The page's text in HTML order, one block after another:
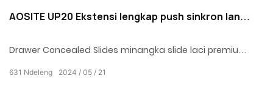
AOSITE UP20 Ekstensi lengkap push sinkron lan
1D/3D
Drawer Concealed Slides minangka slide laci premium
2024 05 21
631 Ndeleng